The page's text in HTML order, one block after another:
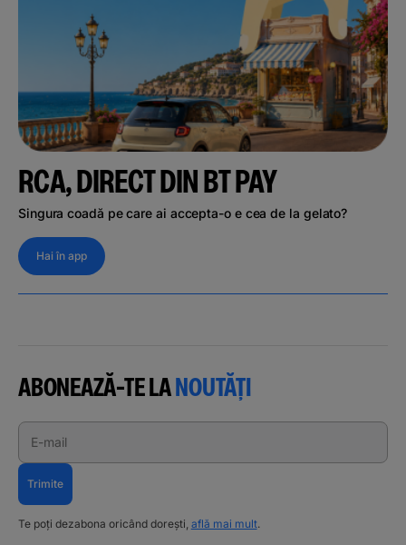
RCA, DIRECT DIN BT PAY
Singura coadă pe care ai accepta-o e cea de la gelato?
Hai în app
ABONEAZĂ-TE LANOUTĂȚI
E-mail
Trimite
Te poți dezabona oricând dorești, află mai mult.